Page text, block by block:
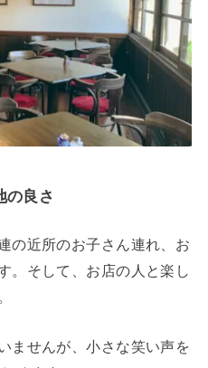
良さ
の近所のお子さん連れ、お
。そして、お店の人と楽し
ませんが、小さな笑い声を